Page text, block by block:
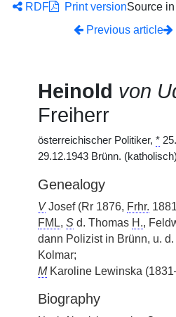
RDF
Print versionSource
Previous article
Heinold von
Freiherr
österreichischer Politiker, *
29.12.1943 Brünn. (katholisch)
Genealogy
VJosef (Rr 1876, Frhr.
FML, S d. Thomas H.,
dann Polizist in Brünn, u.
Kolmar;
MKaroline Lewinska
Biography